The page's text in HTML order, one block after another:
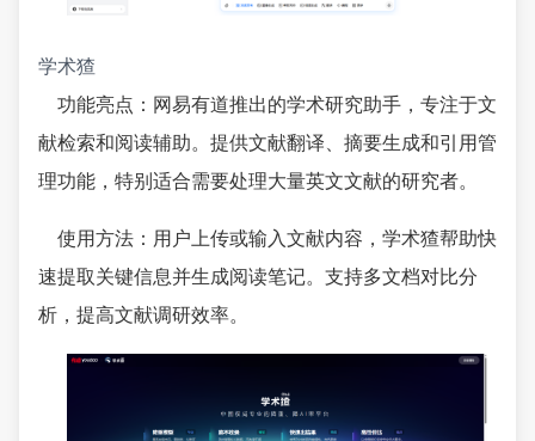
学术猹
功能亮点：网易有道推出的学术研究助手，专注于文
献检索和阅读辅助。提供文献翻译、摘要生成和引用管
理功能，特别适合需要处理大量英文文献的研究者。
使用方法：用户上传或输入文献内容，学术猹帮助快
速提取关键信息并生成阅读笔记。支持多文档对比分
析，提高文献调研效率。